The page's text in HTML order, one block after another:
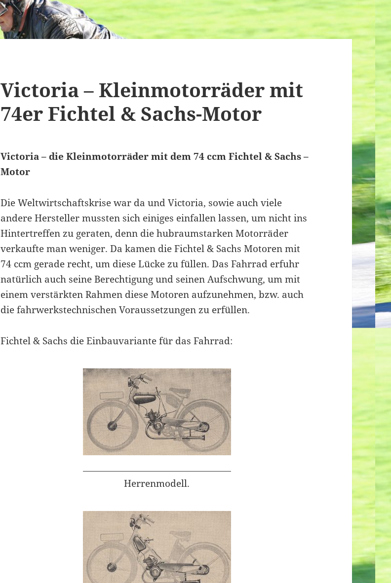
Victoria – Kleinmotorräder mit
74er Fichtel & Sachs-Motor
Victoria – die Kleinmotorräder mit dem 74 ccm Fichtel & Sachs –
Motor
Die Weltwirtschaftskrise war da und Victoria, sowie auch viele
andere Hersteller mussten sich einiges einfallen lassen, um nicht ins
Hintertreffen zu geraten, denn die hubraumstarken Motorräder
verkaufte man weniger. Da kamen die Fichtel & Sachs Motoren mit
74 ccm gerade recht, um diese Lücke zu füllen. Das Fahrrad erfuhr
natürlich auch seine Berechtigung und seinen Aufschwung, um mit
einem verstärkten Rahmen diese Motoren aufzunehmen, bzw. auch
die fahrwerkstechnischen Voraussetzungen zu erfüllen.
Fichtel & Sachs die Einbauvariante für das Fahrrad:
Herrenmodell.